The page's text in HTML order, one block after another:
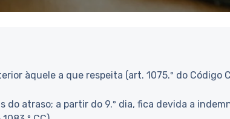
àquele a que respeita (art. 1075.º do Código
do atraso; a partir do 9.º dia, fica devida a